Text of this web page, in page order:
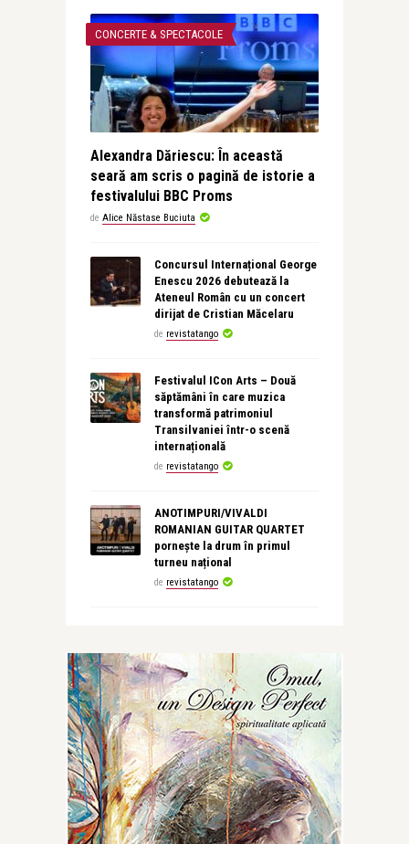
CONCERTE & SPECTACOLE
Alexandra Dăriescu: În această
seară am scris o pagină de istorie a
festivalului BBC Proms
de Alice Năstase Buciuta
Concursul Internațional George
Enescu 2026 debutează la
Ateneul Român cu un concert
dirijat de Cristian Măcelaru
de revistatango
Festivalul ICon Arts – Două
săptămâni în care muzica
transformă patrimoniul
Transilvaniei într-o scenă
internațională
de revistatango
ANOTIMPURI/VIVALDI
ROMANIAN GUITAR QUARTET
pornește la drum în primul
turneu național
de revistatango